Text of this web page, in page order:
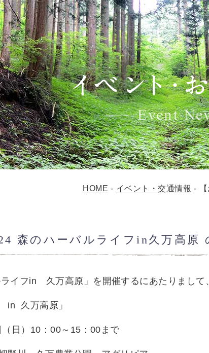
HOME - イベント・交通情報 -
森のハーバルライフin久万高原
イフin 久万高原」を開催するにあたりまして
in 久万高原」
日）10：00～15：00まで